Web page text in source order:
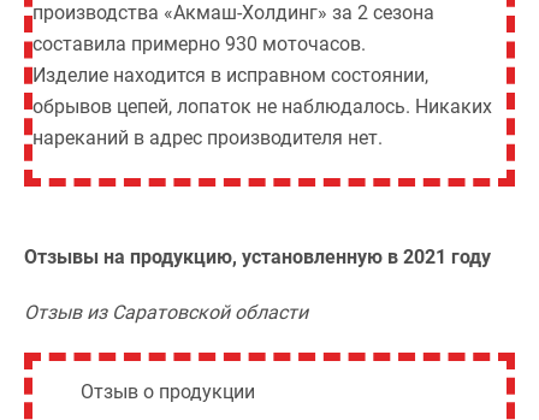
производства «Акмаш-Холдинг» за 2 сезона
составила примерно 930 моточасов.
Изделие находится в исправном состоянии,
обрывов цепей, лопаток не наблюдалось. Никаких
нареканий в адрес производителя нет.
Отзывы на продукцию, установленную в 2021 году
Отзыв из Саратовской области
Отзыв о продукции